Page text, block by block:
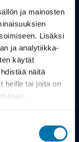
ja mainosten
Lisäksi
ja analytiikka-
käytät
näitä
heille tai joita on